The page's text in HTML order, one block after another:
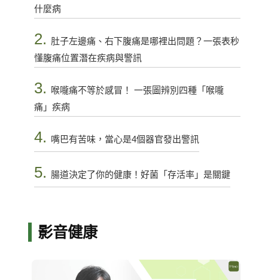
什麼病
2. 肚子左邊痛、右下腹痛是哪裡出問題？一張表秒
懂腹痛位置潛在疾病與警訊
3.
喉嚨痛不等於感冒！ 一張圖辨別四種「喉嚨
痛」疾病
4. 嘴巴有苦味，當心是4個器官發出警訊
5. 腸道決定了你的健康！好菌「存活率」是關鍵
影音健康